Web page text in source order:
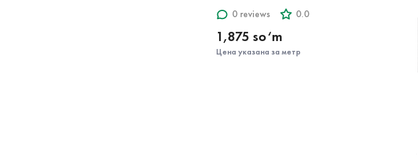
0 reviews 0.0
1,875 so‘m
Цена указана за метр